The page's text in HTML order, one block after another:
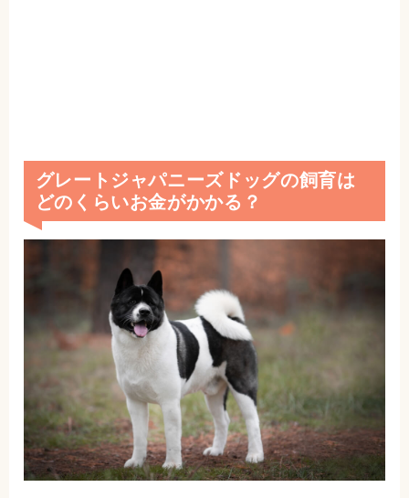
グレートジャパニーズドッグの飼育は
どのくらいお金がかかる？